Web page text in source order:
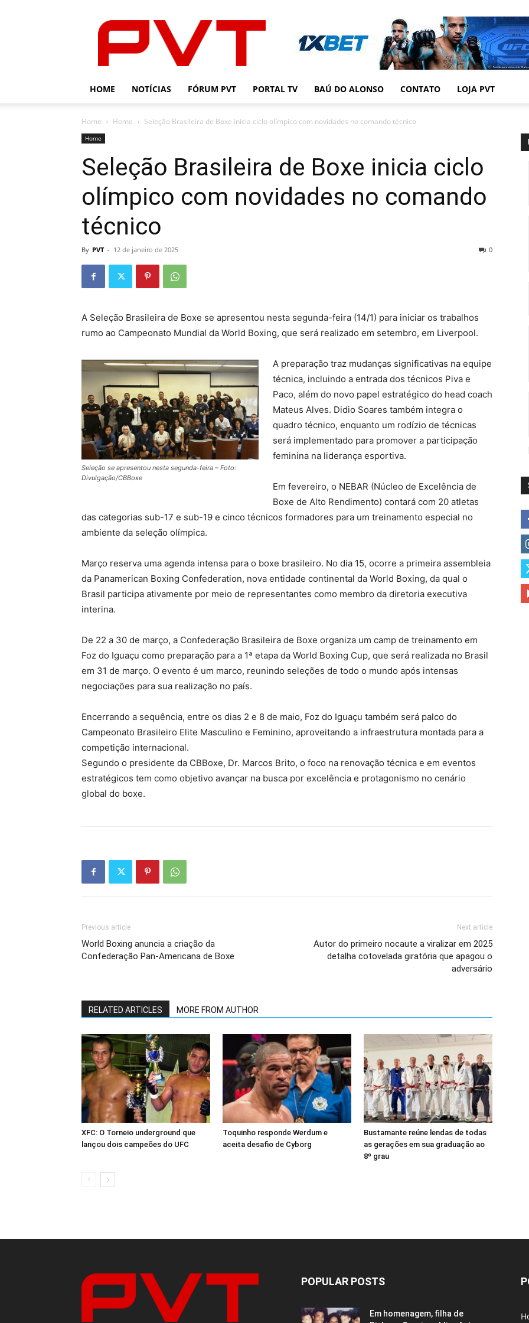
HOME NOTÍCIAS FÓRUM PVT PORTAL TV BAÚ DO ALONSO CONTATO LOJA PVT
Home Home Seleção Brasileira de Boxe inicia ciclo olímpico com novidades no comando técnico
Home
Seleção Brasileira de Boxe inicia ciclo
olímpico com novidades no comando
técnico
By PVT - 12 de janeiro de 2025 0
A Seleção Brasileira de Boxe se apresentou nesta segunda-feira (14/1) para iniciar os trabalhos
rumo ao Campeonato Mundial da World Boxing, que será realizado em setembro, em Liverpool.
Seleção se apresentou nesta segunda-feira – Foto:
Divulgação/CBBoxe
A preparação traz mudanças significativas na equipe
técnica, incluindo a entrada dos técnicos Piva e
Paco, além do novo papel estratégico do head coach
Mateus Alves. Didio Soares também integra o
quadro técnico, enquanto um rodízio de técnicas
será implementado para promover a participação
feminina na liderança esportiva.
Em fevereiro, o NEBAR (Núcleo de Excelência de
Boxe de Alto Rendimento) contará com 20 atletas
das categorias sub-17 e sub-19 e cinco técnicos formadores para um treinamento especial no
ambiente da seleção olímpica.
Março reserva uma agenda intensa para o boxe brasileiro. No dia 15, ocorre a primeira assembleia
da Panamerican Boxing Confederation, nova entidade continental da World Boxing, da qual o
Brasil participa ativamente por meio de representantes como membro da diretoria executiva
interina.
De 22 a 30 de março, a Confederação Brasileira de Boxe organiza um camp de treinamento em
Foz do Iguaçu como preparação para a 1ª etapa da World Boxing Cup, que será realizada no Brasil
em 31 de março. O evento é um marco, reunindo seleções de todo o mundo após intensas
negociações para sua realização no país.
Encerrando a sequência, entre os dias 2 e 8 de maio, Foz do Iguaçu também será palco do
Campeonato Brasileiro Elite Masculino e Feminino, aproveitando a infraestrutura montada para a
competição internacional.
Segundo o presidente da CBBoxe, Dr. Marcos Brito, o foco na renovação técnica e em eventos
estratégicos tem como objetivo avançar na busca por excelência e protagonismo no cenário
global do boxe.
Previous article
World Boxing anuncia a criação da
Confederação Pan-Americana de Boxe
Next article
Autor do primeiro nocaute a viralizar em 2025
detalha cotovelada giratória que apagou o
adversário
RELATED ARTICLES MORE FROM AUTHOR
XFC: O Torneio underground que
lançou dois campeões do UFC
Toquinho responde Werdum e
aceita desafio de Cyborg
Bustamante reúne lendas de todas
as gerações em sua graduação ao
8º grau
POPULAR POSTS
Em homenagem, filha de